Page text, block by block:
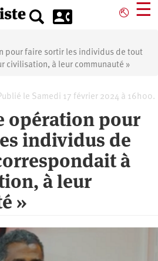
⎋ ☰
pour faire sortir les individus de tout
civilisation, à leur communauté »
le Samedi 17 février 2024 à 16h00.
opération pour
individus de
à
à leur
»